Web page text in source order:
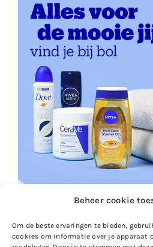
Beheer cookie
Om de beste ervaringen te bieden,
cookies om informatie over je apparaat